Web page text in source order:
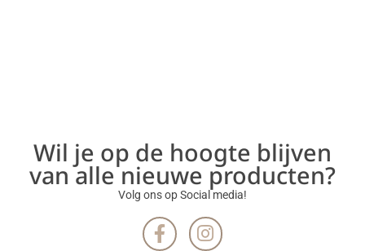
Wil je op de hoogte blijven
van alle nieuwe producten?
Volg ons op Social media!